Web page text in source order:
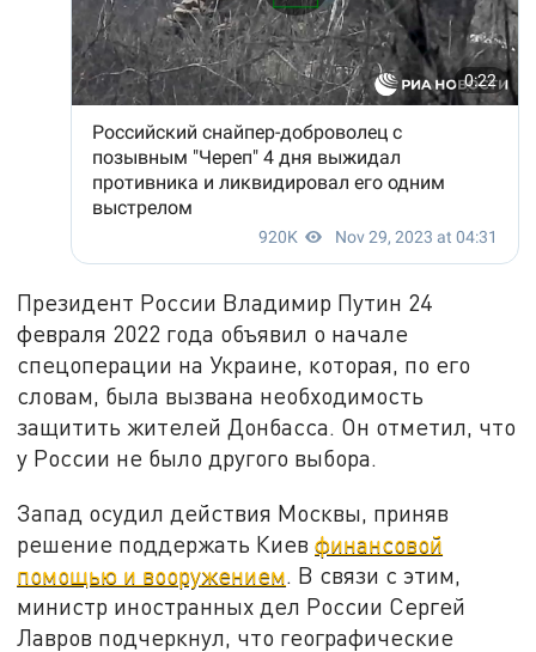
Президент России Владимир Путин 24
февраля 2022 года объявил о начале
спецоперации на Украине, которая, по его
словам, была вызвана необходимость
защитить жителей Донбасса. Он отметил, что
у России не было другого выбора.
Запад осудил действия Москвы, приняв
решение поддержать Киевфинансовой
помощью и вооружением. В связи с этим,
министр иностранных дел России Сергей
Лавров подчеркнул, что географические